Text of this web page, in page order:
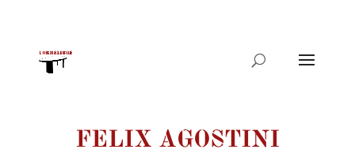
FELIX AGOSTINI